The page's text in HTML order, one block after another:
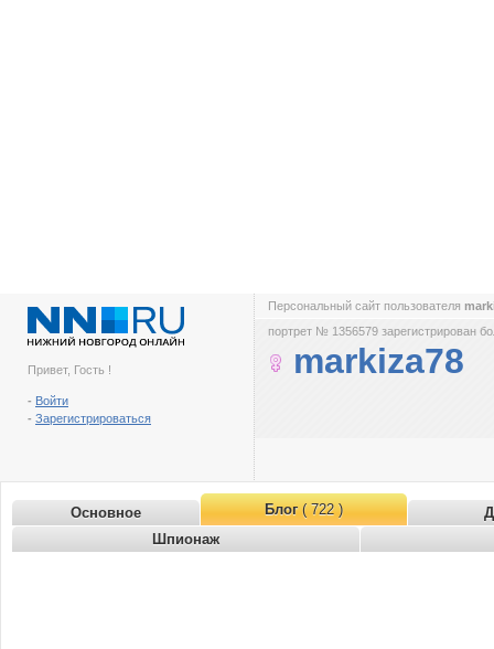
Привет, Гость !
- Войти
- Зарегистрироваться
Персональный сайт пользователя
портрет № 1356579 зарегистрирован
markiza78
Основное Блог( 722 )
Шпионаж